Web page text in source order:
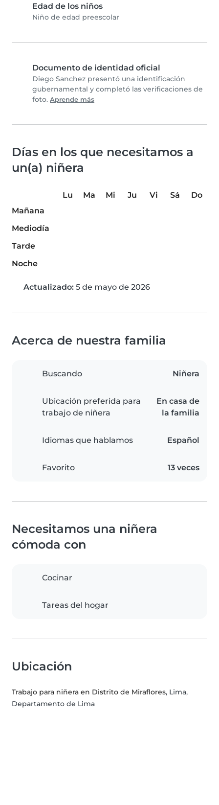
Edad de los niños
Niño de edad preescolar
Documento de identidad oficial
Diego Sanchez presentó una identificación
gubernamental y completó las verificaciones de
foto. Aprende más
Días en los que necesitamos a
un(a) niñera
Lu Ma Mi Ju Vi Sá
Do
Mañana
Mediodía
Tarde
Noche
Actualizado: 5 de mayo de 2026
Acerca de nuestra familia
Buscando Niñera
Ubicación preferida para
trabajo de niñera
En casa de
la familia
Idiomas que hablamos Español
Favorito 13 veces
Necesitamos una niñera
cómoda con
Cocinar
Tareas del hogar
Ubicación
Trabajo para niñera en Distrito de Miraflores, Lima,
Departamento de Lima